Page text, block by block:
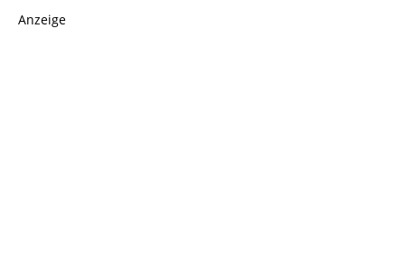
Anzeige